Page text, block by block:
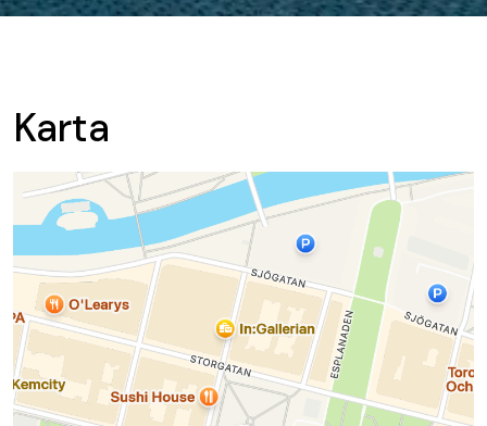
Karta